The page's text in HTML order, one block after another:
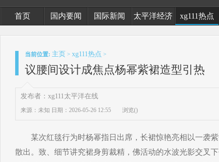
首页 国内要闻 国际新闻 太平洋经济 xg111热点
当前位置: 主页 > xg111热点 >
议腰间设计成焦点杨幂紫裙造型引热
发布者：xg111太平洋在线
来源：未知 日期：2026-05-26 12:55 浏览()
某次红毯行为时杨幂指日出席，长裙惊艳亮相以一袭紫
散出。致、细节讲究裙身剪裁精，佛活动的水波光影交叉